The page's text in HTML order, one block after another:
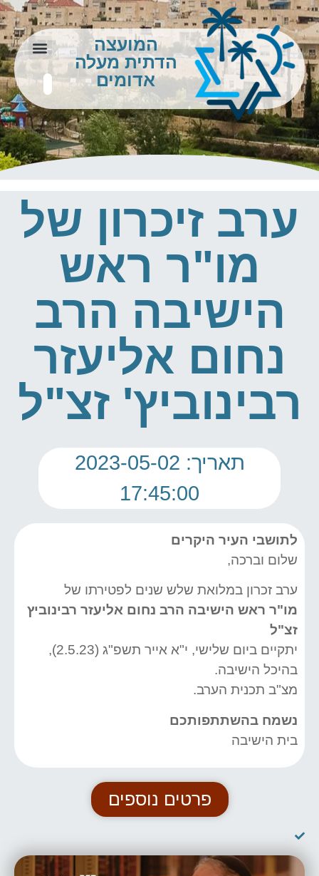
המועצה
הדתית מעלה
אדומים
ערב זיכרון של
מו"ר ראש
הישיבה הרב
נחום אליעזר
רבינוביץ' זצ"ל
תאריך: 2023-05-02
17:45:00
לתושבי העיר היקרים
שלום וברכה,
ערב זכרון במלואת שלש שנים לפטירתו של
מו"ר ראש הישיבה הרב נחום אליעזר רבינוביץ
זצ"ל
יתקיים ביום שלישי, י"א אייר תשפ"ג (2.5.23),
בהיכל הישיבה.
מצ"ב תכנית הערב.
נשמח בהשתתפותכם
בית הישיבה
פרטים נוספים